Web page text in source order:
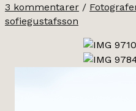
3 kommentarer /
sofiegustafsson